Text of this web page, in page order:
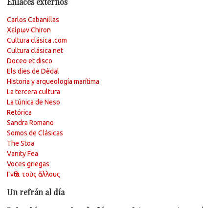
Carlos Cabanillas
Χείρων·Chiron
Cultura clásica .com
Cultura clásica.net
Doceo et disco
Els dies de Dèdal
Historia y arqueología marítima
La tercera cultura
La túnica de Neso
Retórica
Sandra Romano
Somos de Clásicas
The Stoa
Vanity Fea
Voces griegas
Γνῶθι τοὺς ἄλλους
Un refrán al día